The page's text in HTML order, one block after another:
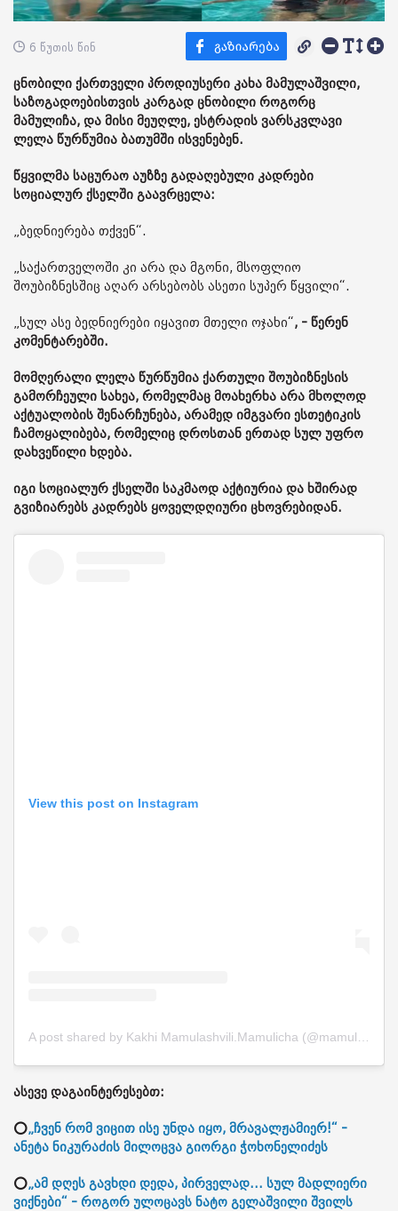
6 წუთის წინ
ცნობილი ქართველი პროდიუსერი კახა მამულაშვილი,
საზოგადოებისთვის კარგად ცნობილი როგორც
მამულიჩა, და მისი მეუღლე, ესტრადის ვარსკვლავი
ლელა წურწუმია ბათუმში ისვენებენ.
წყვილმა საცურაო აუზზე გადაღებული კადრები
სოციალურ ქსელში გაავრცელა:
„ბედნიერება თქვენ“.
„საქართველოში კი არა და მგონი, მსოფლიო
შოუბიზნესშიც აღარ არსებობს ასეთი სუპერ წყვილი“.
„სულ ასე ბედნიერები იყავით მთელი ოჯახი“, - წერენ
კომენტარებში.
მომღერალი ლელა წურწუმია ქართული შოუბიზნესის
გამორჩეული სახეა, რომელმაც მოახერხა არა მხოლოდ
აქტუალობის შენარჩუნება, არამედ იმგვარი ესთეტიკის
ჩამოყალიბება, რომელიც დროსთან ერთად სულ უფრო
დახვეწილი ხდება.
იგი სოციალურ ქსელში საკმაოდ აქტიურია და ხშირად
გვიზიარებს კადრებს ყოველდღიური ცხოვრებიდან.
View this post on Instagram
ასევე დაგაინტერესებთ:
⭕„ჩვენ რომ ვიცით ისე უნდა იყო, მრავალჟამიერ!“ -
ანეტა ნიკურაძის მილოცვა გიორგი ჭოხონელიძეს
⭕„ამ დღეს გავხდი დედა, პირველად... სულ მადლიერი
ვიქნები“ - როგორ ულოცავს ნატო გელაშვილი შვილს